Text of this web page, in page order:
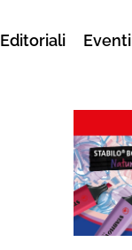
Editoriali Eventi